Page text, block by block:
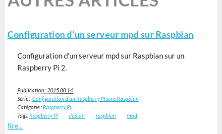
Configuration d’un serveur mpd sur Raspbian
Configuration d’un serveur mpd sur Raspbian sur un
Raspberry Pi 2.
Publication : 2015.08.14
Série : Configuration d'un Raspberry PI sous Raspbian
Catégorie :Raspberry Pi
Tags:Raspberry Pi debian raspbian mpd
lire...